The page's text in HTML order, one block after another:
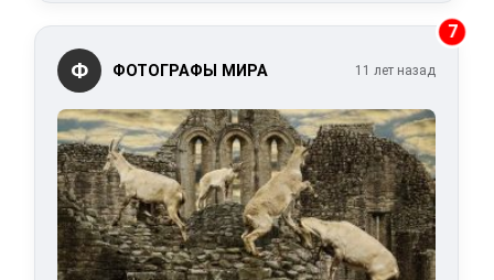
7
Ф ФОТОГРАФЫ МИРА 11 лет назад